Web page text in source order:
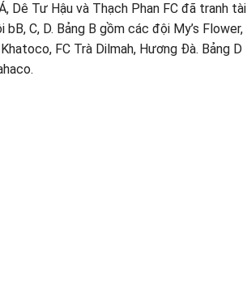
Dê Tư Hậu và Thạch Phan FC đã tranh tài
C, D. Bảng B gồm các đội My’s Flower,
FC Trà Dilmah, Hương Đà. Bảng D